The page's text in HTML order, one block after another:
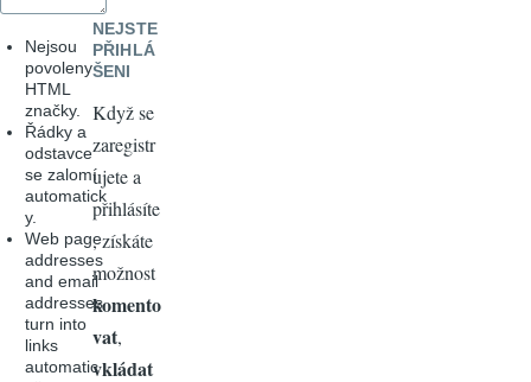
Nejsou
povoleny
HTML
značky.
Řádky a
odstavce
se zalomí
automatick
y.
Web page
addresses
and email
addresses
turn into
links
automatic
NEJSTE
PŘIHLÁ
ŠENI
Když se
zaregistr
ujete a
přihlásíte
, získáte
možnost
komento
vat,
vkládat